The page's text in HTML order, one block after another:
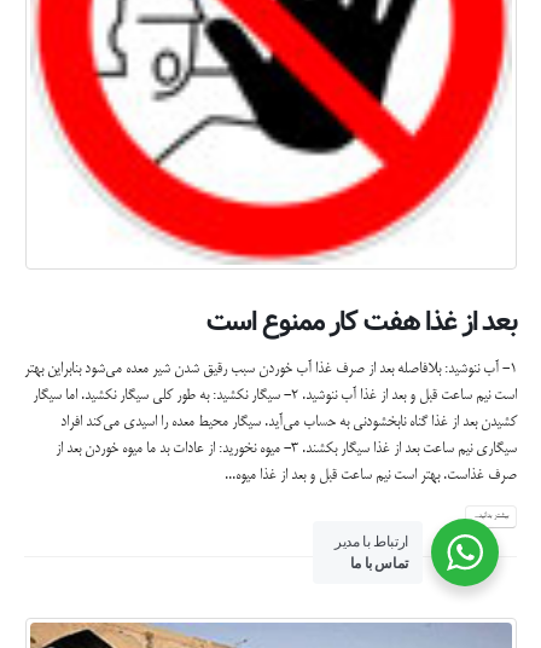
بعد از غذا هفت کار ممنوع است
۱- آب ننوشید: بلافاصله بعد از صرف غذا آب خوردن سبب رقیق شدن شیر معده می‌شود بنابراین بهتر
است نیم ساعت قبل و بعد از غذا آب ننوشید. ۲- سیگار نکشید: به طور کلی سیگار نکشید. اما سیگار
کشیدن بعد از غذا گناه نابخشودنی به حساب می‌آید. سیگار محیط معده را اسیدی می‌کند افراد
سیگاری نیم ساعت بعد از غذا سیگار بکشند. ۳- میوه نخورید: از عادات بد ما میوه خوردن بعد از
صرف غذاست. بهتر است نیم ساعت قبل و بعد از غذا میوه...
بیشتر بدانید...
ارتباط با مدیر
تماس با ما